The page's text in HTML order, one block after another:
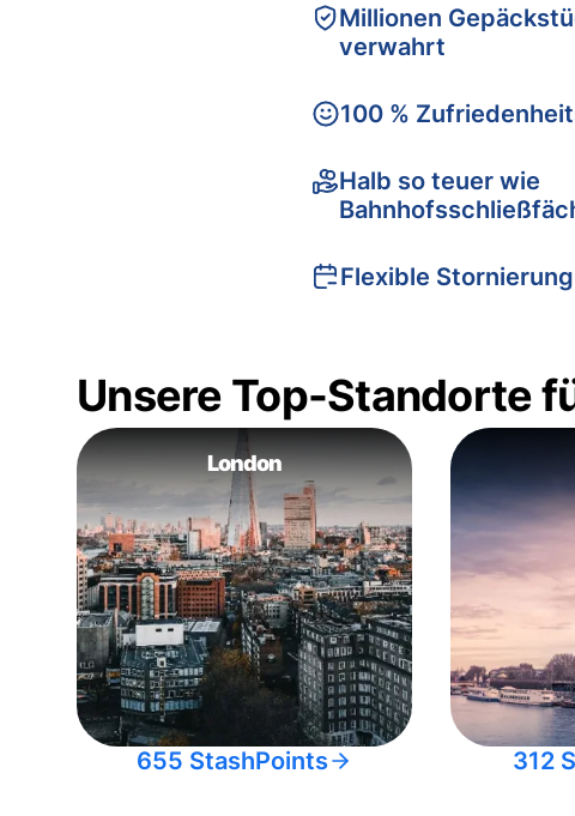
Millionen
verwahrt
100 %
Halb so teuer wie
Flexible Stornierung
Unsere Top-Standorte
London
655 StashPoints 312